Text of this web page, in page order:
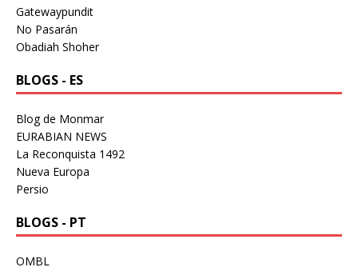
Gatewaypundit
No Pasarán
Obadiah Shoher
BLOGS - ES
Blog de Monmar
EURABIAN NEWS
La Reconquista 1492
Nueva Europa
Persio
BLOGS - PT
OMBL